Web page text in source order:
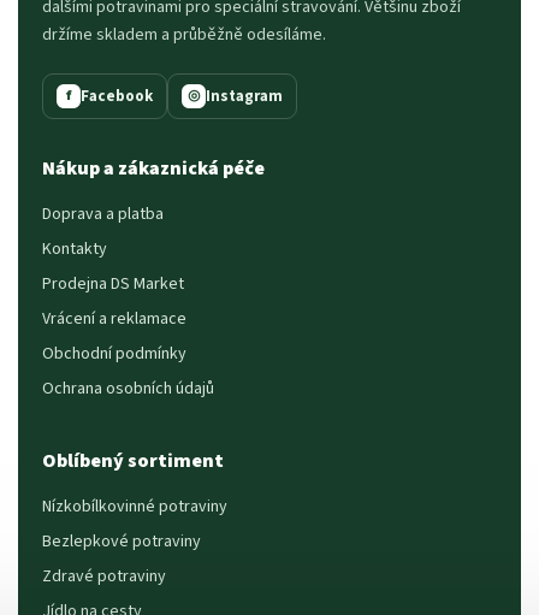
dalšími potravinami pro speciální stravování. Většinu zboží
držíme skladem a průběžně odesíláme.
f Facebook ◎ Instagram
Nákup a zákaznická péče
Doprava a platba
Kontakty
Prodejna DS Market
Vrácení a reklamace
Obchodní podmínky
Ochrana osobních údajů
Oblíbený sortiment
Nízkobílkovinné potraviny
Bezlepkové potraviny
Zdravé potraviny